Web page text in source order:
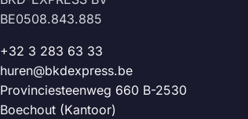
BE0508.843.885
+32 3 283 63 33
huren@bkdexpress.be
Provinciesteenweg 660 B-2530
Boechout (Kantoor)